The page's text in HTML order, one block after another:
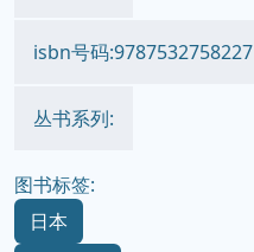
isbn号码:9787532758227
丛书系列:
图书标签:
日本